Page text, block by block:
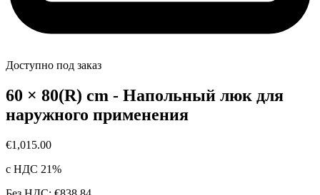
Доступно под заказ
60 × 80(R) cm - Напольный люк для
наружного применения
€1,015.00
с НДС 21%